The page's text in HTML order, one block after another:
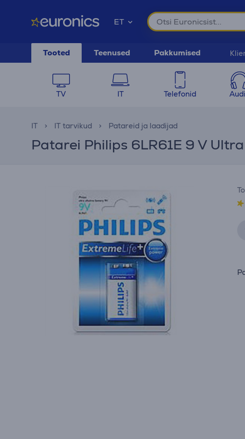
ET
Tooted Teenused Pakkumised
TV IT Telefonid
IT IT tarvikud Patareid ja laadijad
Patarei Philips 6LR61E 9 V